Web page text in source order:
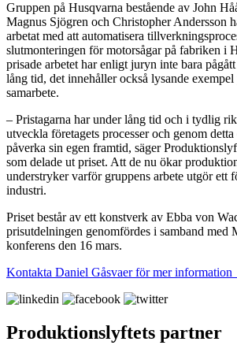
Gruppen på Husqvarna bestående av John
Magnus Sjögren och Christopher Andersson
arbetat med att automatisera
slutmonteringen för motorsågar på fabriken i
prisade arbetet har enligt juryn inte bara
lång tid, det innehåller också lysande
samarbete.
– Pristagarna har under lång tid och i tydlig
utveckla företagets processer och genom
påverka sin egen framtid, säger
som delade ut priset. Att de nu ökar
understryker varför gruppens arbete utgör ett
industri.
Priset består av ett konstverk av Ebba von
prisutdelningen genomfördes i samband med
konferens den 16 mars.
Kontakta Daniel Gåsvaer för mer
Produktionslyftets partner